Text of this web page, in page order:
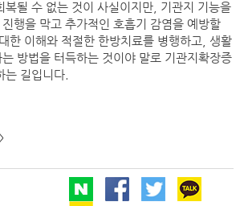
복될 수 없는 것이 사실이지만, 기관지 기능을
행을 막고 추가적인 호흡기 감염을 예방할
한 이해와 적절한 한방치료를 병행하고, 생활
방법을 터득하는 것이야 말로 기관지확장증
는 길입니다.